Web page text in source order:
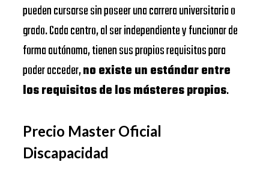
pueden cursarse sin poseer una carrera universitaria o
grado. Cada centro, al ser independiente y funcionar de
forma autónoma, tienen sus propios requisitos para
poder acceder,no existe un estándar entre
los requisitos de los másteres propios.
Precio Master Oficial
Discapacidad